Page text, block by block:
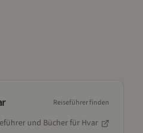
Reiseführer finden
und Bücher für Hvar